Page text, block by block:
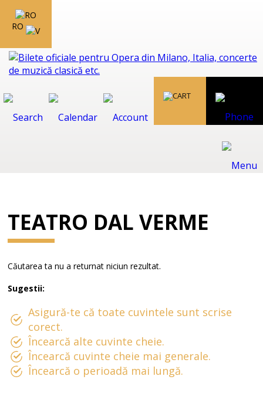
RO
TEATRO DAL VERME
Căutarea ta nu a returnat niciun rezultat.
Sugestii:
Asigură-te că toate cuvintele sunt scrise
corect.
Încearcă alte cuvinte cheie.
Încearcă cuvinte cheie mai generale.
Încearcă o perioadă mai lungă.